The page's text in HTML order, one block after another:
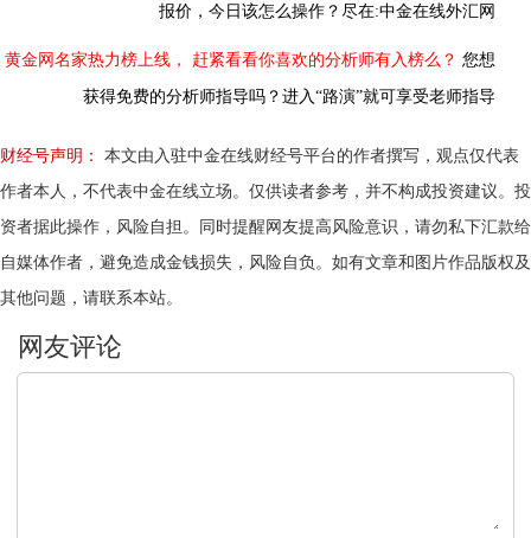
报价，今日该怎么操作？尽在:中金在线外汇网
黄金网名家热力榜上线， 赶紧看看你喜欢的分析师有入榜么？ 您想
获得免费的分析师指导吗？进入“路演”就可享受老师指导
财经号声明：
本文由入驻中金在线财经号平台的作者撰写，观点仅代表
作者本人，不代表中金在线立场。仅供读者参考，并不构成投资建议。投
资者据此操作，风险自担。同时提醒网友提高风险意识，请勿私下汇款给
自媒体作者，避免造成金钱损失，风险自负。如有文章和图片作品版权及
其他问题，请联系本站。